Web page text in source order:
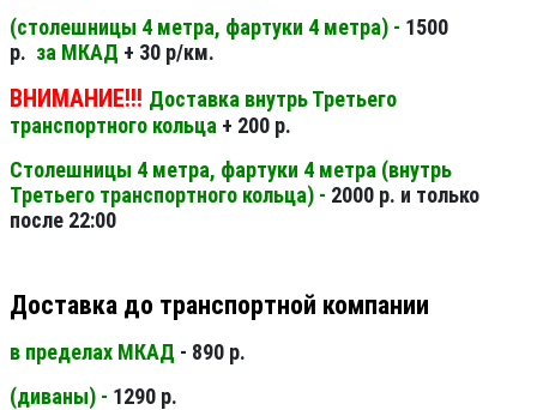
(столешницы 4 метра, фартуки 4 метра) - 1500
р. за МКАД + 30 р/км.
ВНИМАНИЕ!!! Доставка внутрь Третьего
транспортного кольца + 200 р.
Столешницы 4 метра, фартуки 4 метра (внутрь
Третьего транспортного кольца) - 2000 р. и только
после 22:00
Доставка до транспортной компании
в пределах МКАД - 890 р.
(диваны) - 1290 р.